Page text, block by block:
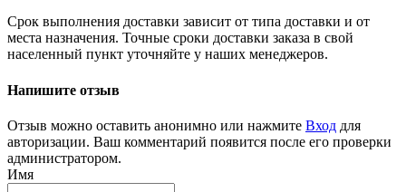
Срок выполнения доставки зависит от типа доставки и от
места назначения. Точные сроки доставки заказа в свой
населенный пункт уточняйте у наших менеджеров.
Напишите отзыв
Отзыв можно оставить анонимно или нажмите Вход для
авторизации. Ваш комментарий появится после его проверки
администратором.
Имя